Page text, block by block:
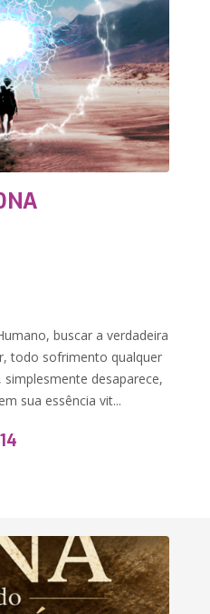
buscar a verdadeira
todo sofrimento qualquer
desaparece,
sua essência vit...